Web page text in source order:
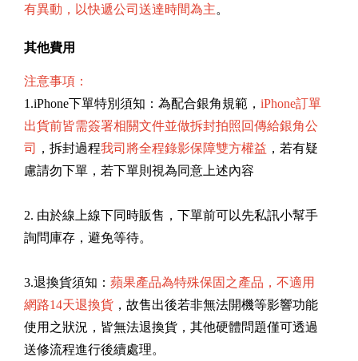
有異動，以快遞公司送達時間為主。
其他費用
注意事項：
1.iPhone下單特別須知：為配合銀角規範， iPhone訂單
出貨前皆需簽署相關文件並做拆封拍照回傳給銀角公
司
，拆封過程我司將全程錄影保障雙方權益 ，若有疑
慮請勿下單，若下單則視為同意上述內容
2. 由於線上線下同時販售，下單前可以先私訊小幫手
詢問庫存，避免等待。
3.退換貨須知： 蘋果產品為特殊保固之產品，不適用
網路14天退換貨 ，故售出後若非無法開機等影響功能
使用之狀況，皆無法退換貨，其他硬體問題僅可透過
送修流程進行後續處理。